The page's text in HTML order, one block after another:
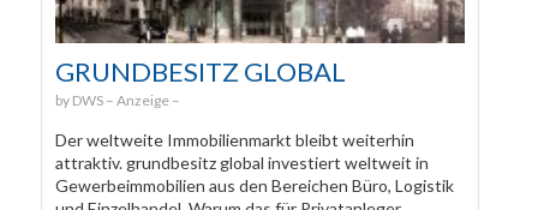
GRUNDBESITZ GLOBAL
DWS
Der weltweite Immobilienmarkt bleibt weiterhin
attraktiv. grundbesitz global investiert weltweit in
Gewerbeimmobilien aus den Bereichen Büro, Logistik